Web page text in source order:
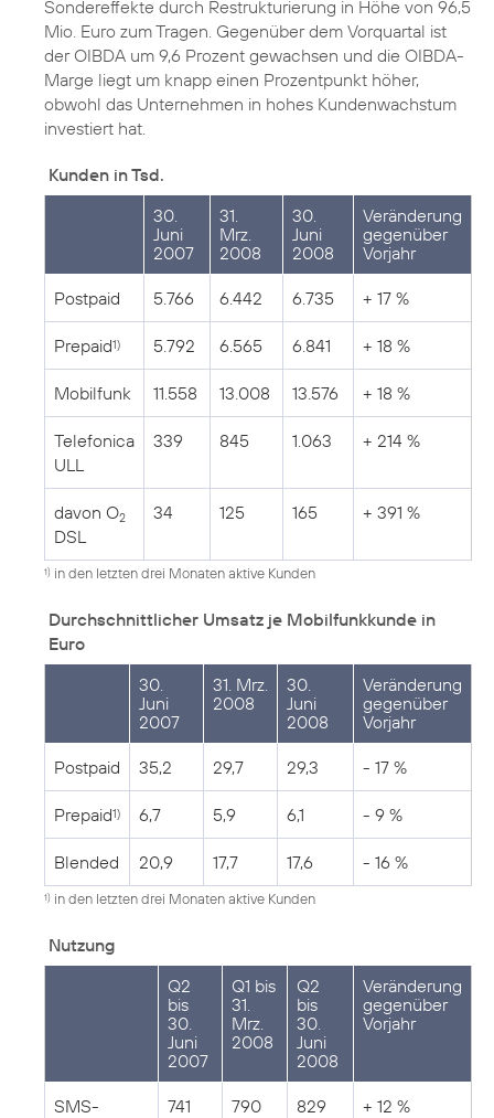
Sondereffekte durch Restrukturierung in Höhe von 96,5
Mio. Euro zum Tragen. Gegenüber dem Vorquartal ist
der OIBDA um 9,6 Prozent gewachsen und die OIBDA-
Marge liegt um knapp einen Prozentpunkt höher,
obwohl das Unternehmen in hohes Kundenwachstum
investiert hat.
Kunden in Tsd.
30.
Juni
2007
31.
Mrz.
2008
30.
Juni
2008
Veränderung
gegenüber
Vorjahr
Postpaid 5.766 6.442 6.735 + 17 %
Prepaid1) 5.792 6.565 6.841 + 18 %
Mobilfunk 11.558 13.008 13.576 + 18 %
Telefonica
ULL
339 845 1.063 + 214 %
davon O2
DSL
34 125 165 + 391 %
1) in den letzten drei Monaten aktive Kunden
Durchschnittlicher Umsatz je Mobilfunkkunde in
Euro
30.
Juni
2007
31. Mrz.
2008
30.
Juni
2008
Veränderung
gegenüber
Vorjahr
Postpaid 35,2 29,7 29,3 - 17 %
Prepaid1) 6,7 5,9 6,1 - 9 %
Blended 20,9 17,7 17,6 - 16 %
1) in den letzten drei Monaten aktive Kunden
Nutzung
Q2
bis
30.
Juni
2007
Q1 bis
31.
Mrz.
2008
Q2
bis
30.
Juni
2008
Veränderung
gegenüber
Vorjahr
SMS-
741 790 829 + 12 %